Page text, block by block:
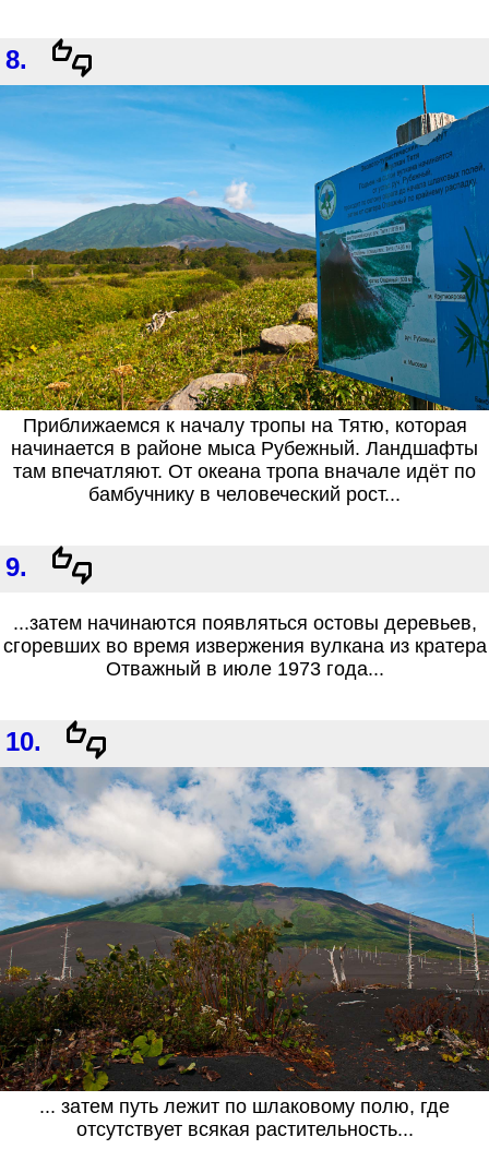
8.
Приближаемся к началу тропы на Тятю, которая
начинается в районе мыса Рубежный. Ландшафты
там впечатляют. От океана тропа вначале идёт по
бамбучнику в человеческий рост...
9.
...затем начинаются появляться остовы деревьев,
сгоревших во время извержения вулкана из кратера
Отважный в июле 1973 года...
10.
... затем путь лежит по шлаковому полю, где
отсутствует всякая растительность...